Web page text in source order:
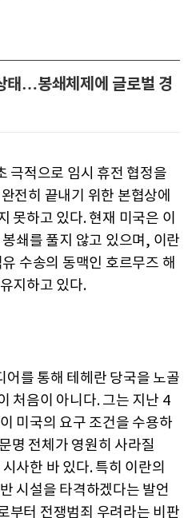
태…봉쇄체제에 글로벌 경
극적으로 임시 휴전 협정을
전히 끝내기 위한 본협상에
못하고 있다. 현재 미국은 이
쇄를 풀지 않고 있으며, 이란
수송의 동맥인 호르무즈 해
지하고 있다.
어를 통해 테헤란 당국을 노골
처음이 아니다. 그는 지난 4
미국의 요구 조건을 수용하
명 전체가 영원히 사라질
사한 바 있다. 특히 이란의
시설을 타격하겠다는 발언
부터 전쟁범죄 우려라는 비판